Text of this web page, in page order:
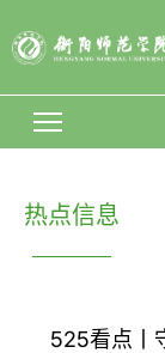
热点信息
525看点丨